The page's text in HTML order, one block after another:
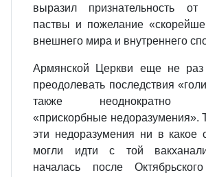
выразил признательность
паствы и пожелание
внешнего мира и внутреннего
Армянской Церкви еще не раз
преодолевать последствия
также неоднократно
«прискорбные недоразумения».
эти недоразумения ни в какое
могли идти с той
началась после